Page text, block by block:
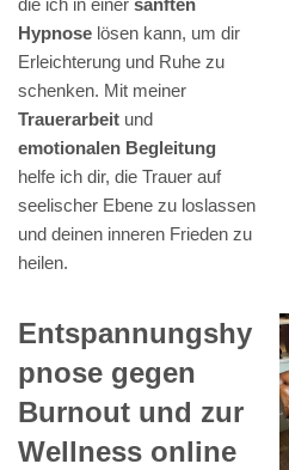
die ich in einer sanften
Hypnose lösen kann, um dir
Erleichterung und Ruhe zu
schenken. Mit meiner
Trauerarbeit und
emotionalen Begleitung
helfe ich dir, die Trauer auf
seelischer Ebene zu loslassen
und deinen inneren Frieden zu
heilen.
Entspannungshy
pnose gegen
Burnout und zur
Wellness online